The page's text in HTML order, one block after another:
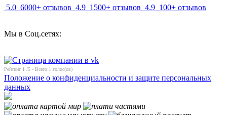
5.0 6000+ отзывов 4.9 1500+ отзывов 4.9 100+ отзывов
Мы в Соц.сетях:
Рейтинг 1 /5 - Всего 1 голос(ов)
Положение о конфиденциальности и защите персональных
данных